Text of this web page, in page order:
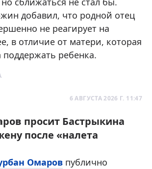
добавил, что родной отец
не реагирует на
в отличие от матери, которая
поддержать ребенка.
6 АВГУСТА 2026 Г. 11:47
просит Бастрыкина
после «налета
Омаров публично